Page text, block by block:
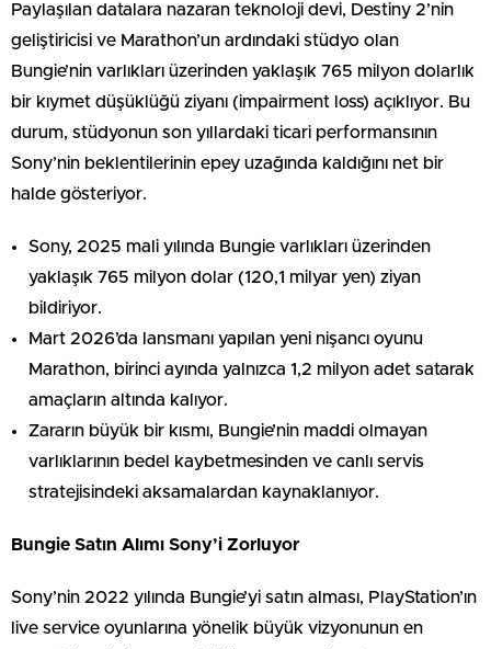
Paylaşılan datalara nazaran teknoloji devi, Destiny 2’nin
geliştiricisi ve Marathon’un ardındaki stüdyo olan
Bungie’nin varlıkları üzerinden yaklaşık 765 milyon dolarlık
bir kıymet düşüklüğü ziyanı (impairment loss) açıklıyor. Bu
durum, stüdyonun son yıllardaki ticari performansının
Sony’nin beklentilerinin epey uzağında kaldığını net bir
halde gösteriyor.
Sony, 2025 mali yılında Bungie varlıkları üzerinden
yaklaşık 765 milyon dolar (120,1 milyar yen) ziyan
bildiriyor.
Mart 2026’da lansmanı yapılan yeni nişancı oyunu
Marathon, birinci ayında yalnızca 1,2 milyon adet satarak
amaçların altında kalıyor.
Zararın büyük bir kısmı, Bungie’nin maddi olmayan
varlıklarının bedel kaybetmesinden ve canlı servis
stratejisindeki aksamalardan kaynaklanıyor.
Bungie Satın Alımı Sony’i Zorluyor
Sony’nin 2022 yılında Bungie’yi satın alması, PlayStation’ın
live service oyunlarına yönelik büyük vizyonunun en